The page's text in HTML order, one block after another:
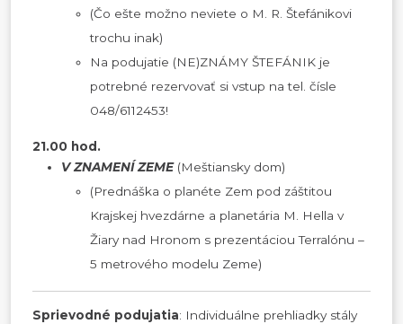
(Čo ešte možno neviete o M. R. Štefánikovi
trochu inak)
Na podujatie (NE)ZNÁMY ŠTEFÁNIK je
potrebné rezervovať si vstup na tel. čísle
048/6112453!
21.00 hod.
V ZNAMENÍ ZEME(Meštiansky dom)
(Prednáška o planéte Zem pod záštitou
Krajskej hvezdárne a planetária M. Hella v
Žiary nad Hronom s prezentáciou Terralónu –
5 metrového modelu Zeme)
Sprievodné podujatia: Individuálne prehliadky stály